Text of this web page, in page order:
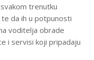
trenutku
da ih u potpunosti
voditelja obrade
i servisi koji pripadaju